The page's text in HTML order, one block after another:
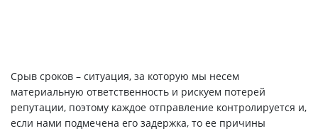
Срыв сроков – ситуация, за которую мы несем
материальную ответственность и рискуем потерей
репутации, поэтому каждое отправление контролируется и,
если нами подмечена его задержка, то ее причины